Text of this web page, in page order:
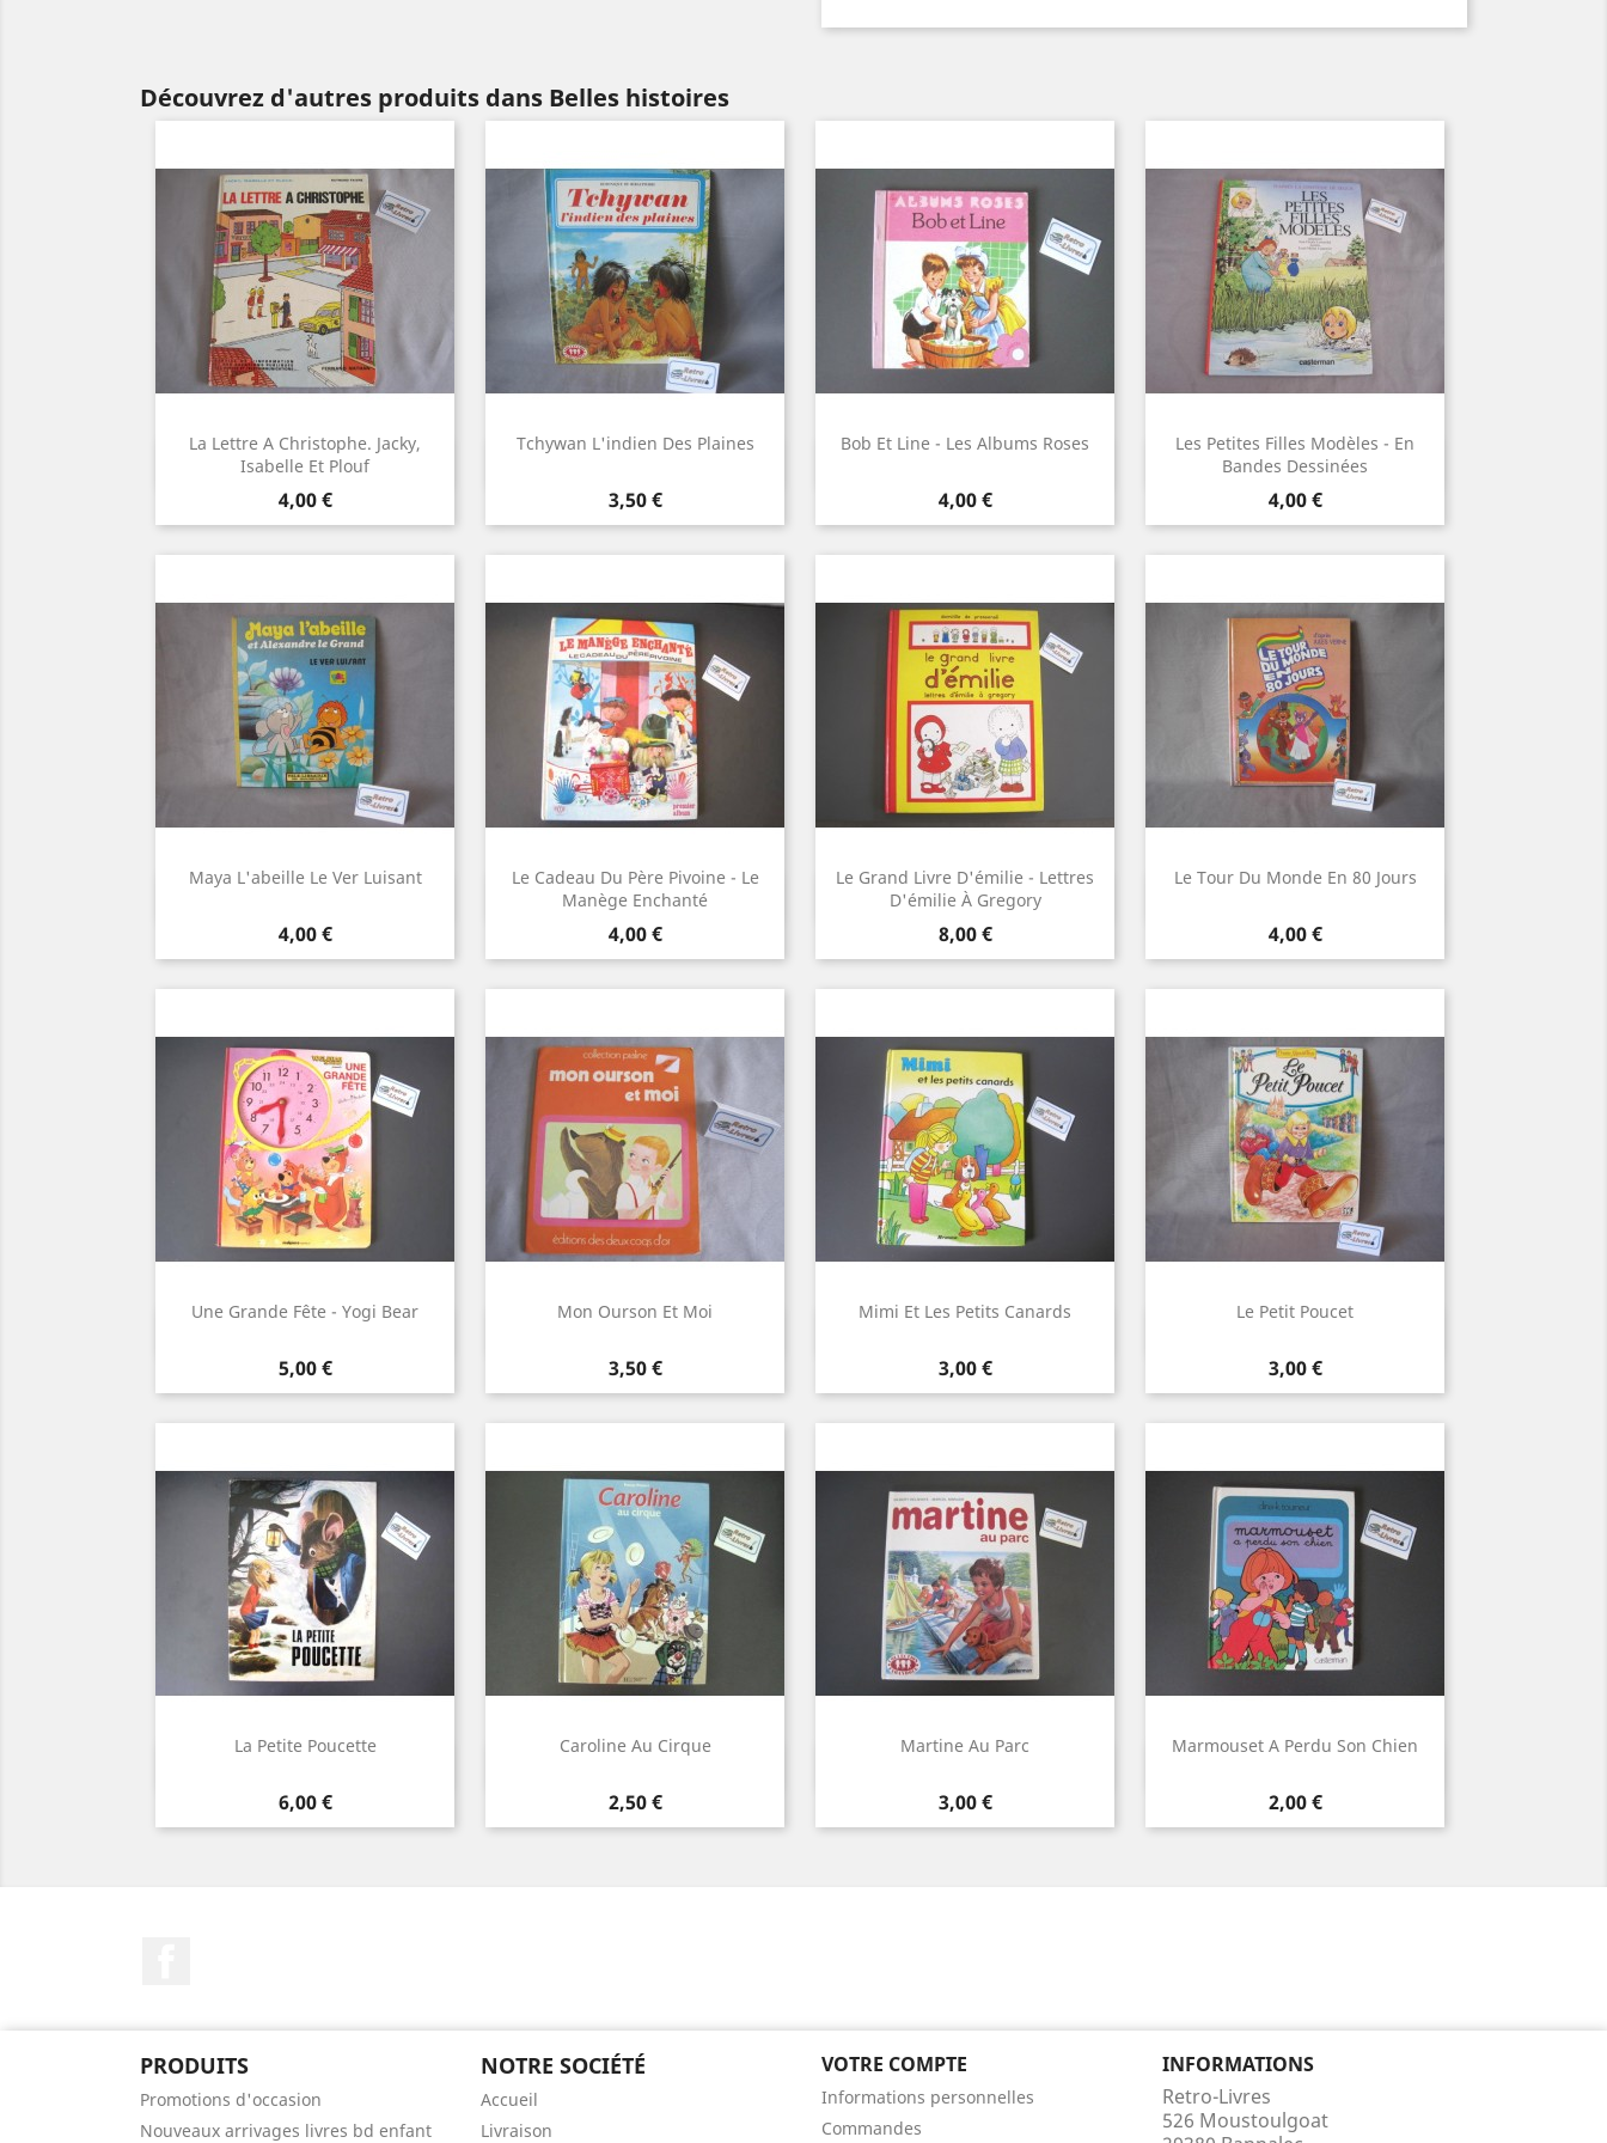
Découvrez d'autres produits dans Belles histoires
La Lettre A Christophe. Jacky,
Isabelle Et Plouf
Prix
4,00 €
Aperçu rapide
Tchywan L'indien Des Plaines
Prix
3,50 €
Bob Et Line - Les Albums Roses
Prix
4,00 €
Les Petites Filles Modèles - En
Bandes Dessinées
Prix
4,00 €
Aperçu rapide
Maya L'abeille Le Ver Luisant
Prix
4,00 €
Le Cadeau Du Père Pivoine - Le
Manège Enchanté
Prix
4,00 €
Aperçu rapide
Le Grand Livre D'émilie - Lettres
D'émilie À Gregory
Prix
8,00 €
Aperçu rapide
Le Tour Du Monde En 80 Jours
Prix
4,00 €
Une Grande Fête - Yogi Bear
Prix
5,00 €
Mon Ourson Et Moi
Prix
3,50 €
Mimi Et Les Petits Canards
Prix
3,00 €
Le Petit Poucet
Prix
3,00 €
La Petite Poucette
Prix
6,00 €
Caroline Au Cirque
Prix
2,50 €
Martine Au Parc
Prix
3,00 €
Marmouset A Perdu Son Chien
Prix
2,00 €
PRODUITS
Promotions d'occasion
Nouveaux arrivages livres bd enfant
NOTRE SOCIÉTÉ
Accueil
Livraison
VOTRE COMPTE
Informations personnelles
Commandes
INFORMATIONS
Retro-Livres
526 Moustoulgoat